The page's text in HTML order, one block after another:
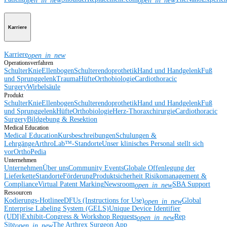
Karriere
Karriereopen_in_new
Operationsverfahren
SchulterKnieEllenbogenSchulterendoprothetikHand und HandgelenkFuß
und SprunggelenkTraumaHüfteOrthobiologieCardiothoracic
SurgeryWirbelsäule
Produkt
SchulterKnieEllenbogenSchulterendoprothetikHand und HandgelenkFuß
und SprunggelenkHüfteOrthobiologieHerz-ThoraxchirurgieCardiothoracic
SurgeryBildgebung & Resektion
Medical Education
Medical EducationKursbeschreibungenSchulungen &
LehrgängeArthroLab™-StandorteUnser klinisches Personal stellt sich
vorOrthoPedia
Unternehmen
UnternehmenÜber unsCommunity EventsGlobale Offenlegung der
LieferketteStandorteFörderungProduktsicherheit Risikomanagement &
ComplianceVirtual Patent MarkingNewsroomopen_in_newSBA Support
Ressourcen
Kodierungs-HotlineeDFUs (Instructions for Use)open_in_newGlobal
Enterprise Labeling System (GELS)Unique Device Identifier
(UDI)Exhibit-Congress & Workshop Requestsopen_in_newRep
Site
The Arthrex Surgeon App